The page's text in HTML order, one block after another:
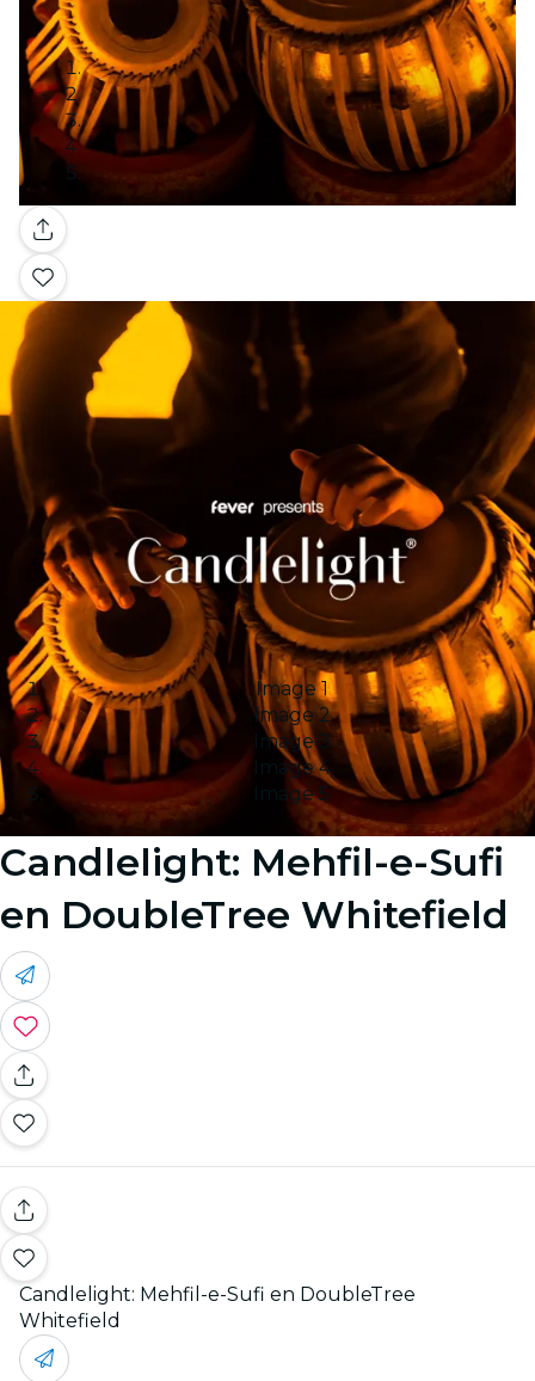
Galería
Image 1
Image 2
Image 3
Image 4
Image 5
Candlelight: Mehfil-e-Sufi
en DoubleTree Whitefield
Candlelight: Mehfil-e-Sufi en DoubleTree
Whitefield